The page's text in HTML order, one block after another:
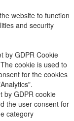
website to function
and security
by GDPR Cookie
cookie is used to
for the cookies
by GDPR cookie
the user consent for
category